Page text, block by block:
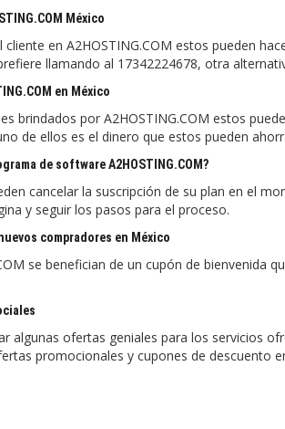
México
en A2HOSTING.COM estos pueden
llamando al 17342224678, otra
en México
brindados por A2HOSTING.COM estos
de ellos es el dinero que estos pueden
de software A2HOSTING.COM?
cancelar la suscripción de su plan en el
y seguir los pasos para el proceso.
compradores en México
se benefician de un cupón de bienvenida
algunas ofertas geniales para los servicios
promocionales y cupones de descuento